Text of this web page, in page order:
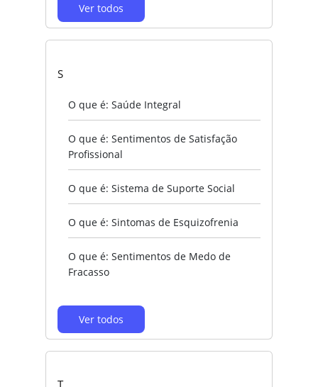
Ver todos
S
O que é: Saúde Integral
O que é: Sentimentos de Satisfação
Profissional
O que é: Sistema de Suporte Social
O que é: Sintomas de Esquizofrenia
O que é: Sentimentos de Medo de
Fracasso
Ver todos